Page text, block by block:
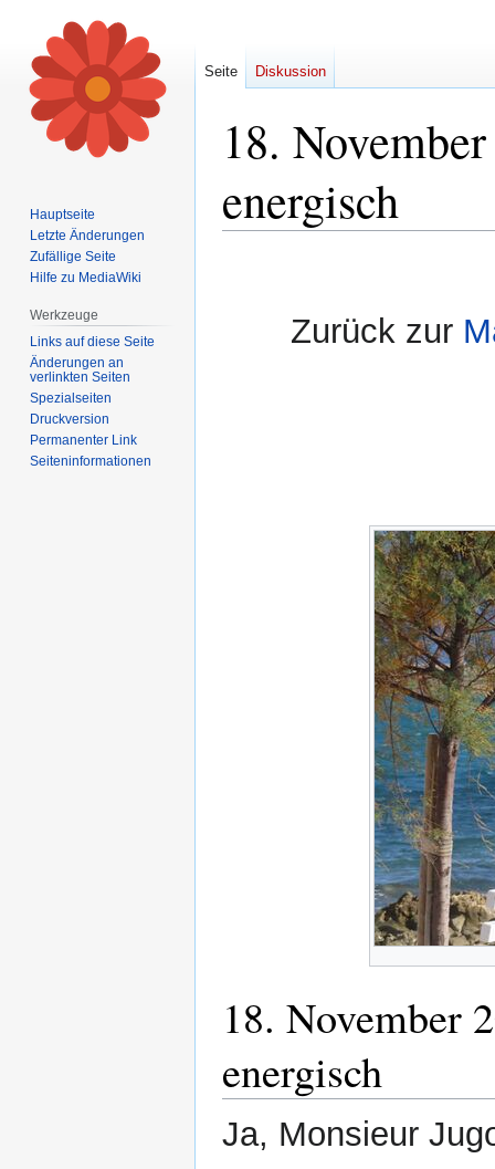
18.
energisch
Zurück zur
18. November
energisch
Ja, Monsieur
Seite Diskussion
Hauptseite
Letzte Änderungen
Zufällige Seite
Hilfe zu MediaWiki
Werkzeuge
Links auf diese Seite
Änderungen an
verlinkten Seiten
Spezialseiten
Druckversion
Permanenter Link
Seiten­informationen